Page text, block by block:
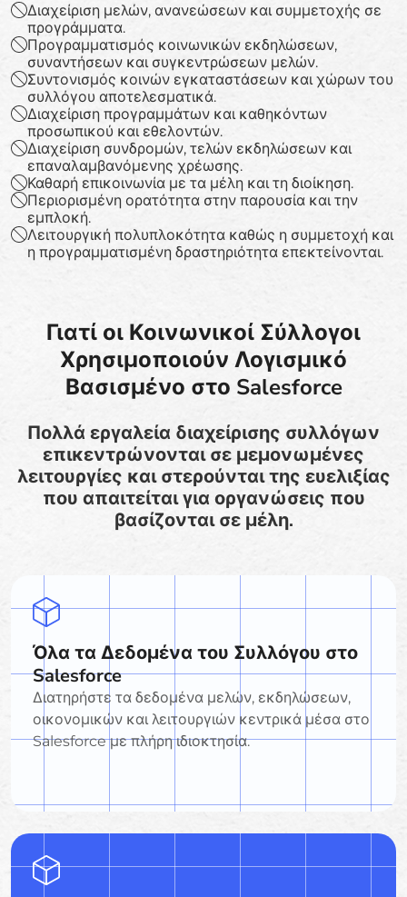
Διαχείριση μελών, ανανεώσεων και συμμετοχής σε
προγράμματα.
Προγραμματισμός κοινωνικών εκδηλώσεων,
συναντήσεων και συγκεντρώσεων μελών.
Συντονισμός κοινών εγκαταστάσεων και χώρων του
συλλόγου αποτελεσματικά.
Διαχείριση προγραμμάτων και καθηκόντων
προσωπικού και εθελοντών.
Διαχείριση συνδρομών, τελών εκδηλώσεων και
επαναλαμβανόμενης χρέωσης.
Καθαρή επικοινωνία με τα μέλη και τη διοίκηση.
Περιορισμένη ορατότητα στην παρουσία και την
εμπλοκή.
Λειτουργική πολυπλοκότητα καθώς η συμμετοχή και
η προγραμματισμένη δραστηριότητα επεκτείνονται.
Γιατί οι Κοινωνικοί Σύλλογοι
Χρησιμοποιούν Λογισμικό
Βασισμένο στο Salesforce
Πολλά εργαλεία διαχείρισης συλλόγων
επικεντρώνονται σε μεμονωμένες
λειτουργίες και στερούνται της ευελιξίας
που απαιτείται για οργανώσεις που
βασίζονται σε μέλη.
Όλα τα Δεδομένα του Συλλόγου στο
Salesforce
Διατηρήστε τα δεδομένα μελών, εκδηλώσεων,
οικονομικών και λειτουργιών κεντρικά μέσα στο
Salesforce με πλήρη ιδιοκτησία.